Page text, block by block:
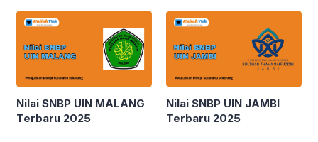
Nilai SNBP UIN MALANG
Terbaru 2025
Nilai SNBP UIN JAMBI
Terbaru 2025